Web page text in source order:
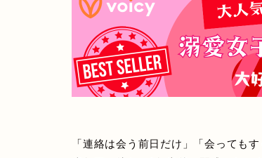
「連絡は会う前日だけ」「会って